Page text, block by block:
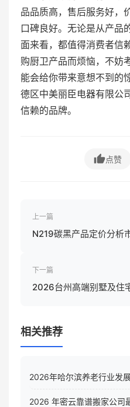
品品质高，售后服务好，
口碑良好。无论是从产品
面来看，都值得消费者信
购厨卫产品而烦恼，不妨
能会给你带来意想不到的
德区中美丽臣电器有限公
信赖的品牌。
点赞
上一篇
N219碳黑产品定价分析
下一篇
2026台州高端别墅及住
相关推荐
2026年哈尔滨养老行业发
2026 年密云靠谱搬家公司